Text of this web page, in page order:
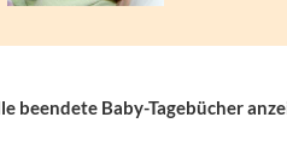
beendete Baby-Tagebücher